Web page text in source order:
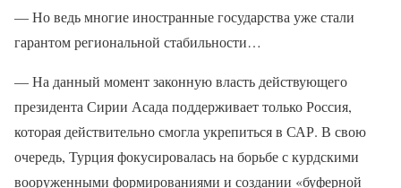
— Но ведь многие иностранные государства уже стали
гарантом региональной стабильности…
— На данный момент законную власть действующего
президента Сирии Асада поддерживает только Россия,
которая действительно смогла укрепиться в САР. В свою
очередь, Турция фокусировалась на борьбе с курдскими
вооруженными формированиями и создании «буферной